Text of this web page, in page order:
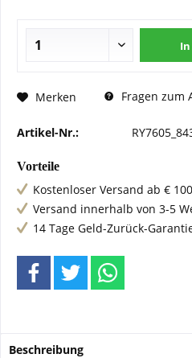
Merken Fragen zum
Artikel-Nr.:
Vorteile
Kostenloser Versand ab €
Versand innerhalb von 3-5
14 Tage Geld-Zurück-
Beschreibung